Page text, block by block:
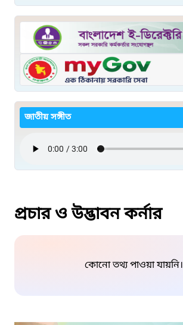
জাতীয় সঙ্গীত
প্রচার ও উদ্ভাবন কর্নার
কোনো তথ্য পাওয়া যায়নি।